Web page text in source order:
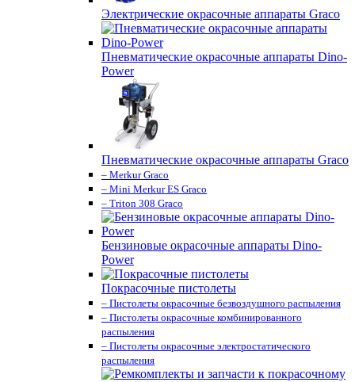
Электрические окрасочные аппараты Graco
Пневматические окрасочные аппараты Dino-
Power
Пневматические окрасочные аппараты Graco
– Merkur Graco
– Mini Merkur ES Graco
– Triton 308 Graco
Бензиновые окрасочные аппараты Dino-
Power
Покрасочные пистолеты
– Пистолеты окрасочные безвоздушного распыления
– Пистолеты окрасочные комбинированного
распыления
– Пистолеты окрасочные электростатического
распыления